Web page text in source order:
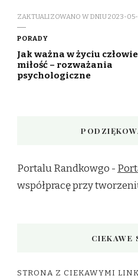
ZAKTUALIZOWANO W DNIU2023-05-
PORADY
Jak ważna w życiu
miłość – rozważania
psychologiczne
Portalu Randkowgo -
współpracę przy
CIEKAWE
STRONA Z CIEKAWYMI